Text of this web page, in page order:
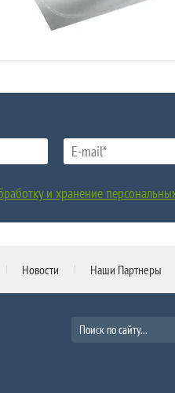
и хранение
Новости Наши Партнеры